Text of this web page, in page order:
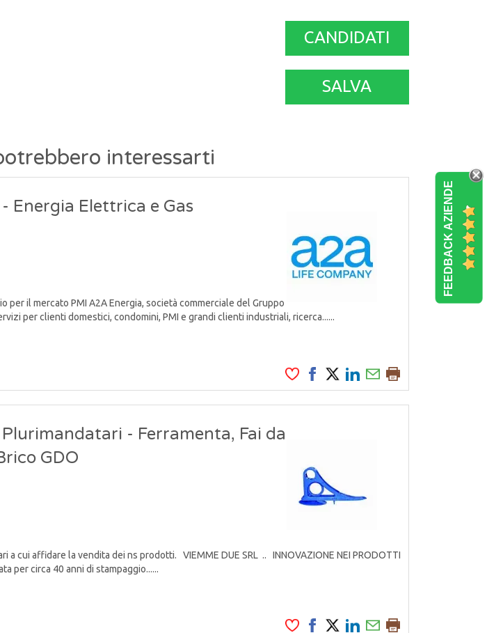
FEEDBACK AZIENDE
CANDIDATI
SALVA
interessarti
Energia Elettrica e Gas
per il mercato PMI A2A Energia, società commerciale del Gruppo
per clienti domestici, condomini, PMI e grandi clienti industriali, ricerca......
- Ferramenta, Fai da
GDO
a cui affidare la vendita dei ns prodotti. VIEMME DUE SRL .. INNOVAZIONE NEI PRODOTTI
per circa 40 anni di stampaggio......